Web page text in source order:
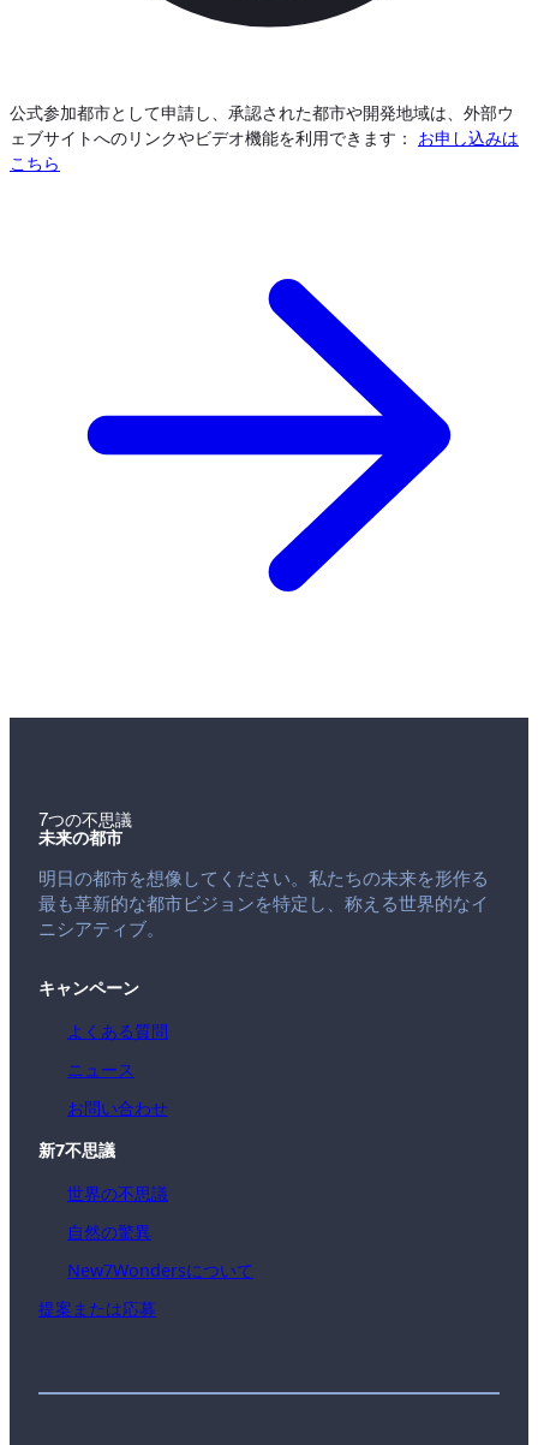
公式参加都市として申請し、承認された都市や開発地域は、外部ウ
ェブサイトへのリンクやビデオ機能を利用できます： お申し込みは
こちら
7つの不思議
未来の都市
明日の都市を想像してください。私たちの未来を形作る
最も革新的な都市ビジョンを特定し、称える世界的なイ
ニシアティブ。
キャンペーン
よくある質問
ニュース
お問い合わせ
新7不思議
世界の不思議
自然の驚異
New7Wondersについて
提案または応募